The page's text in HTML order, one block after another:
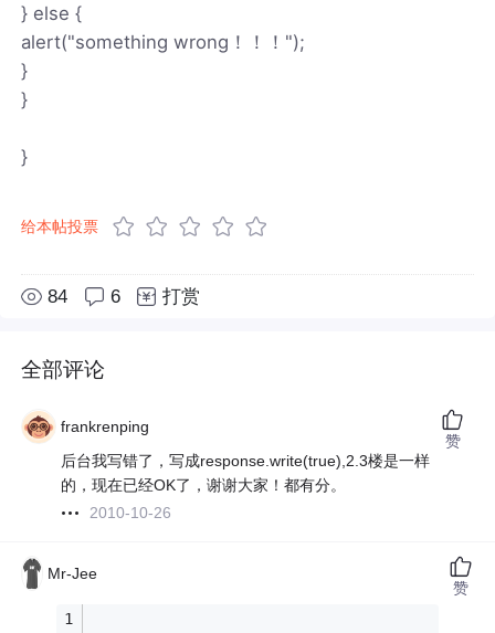
} else {
alert("something wrong！！！");
}
}
}
给本帖投票
84 6 打赏
全部评论
frankrenping
后台我写错了，写成response.write(true),2.3楼是一样
的，现在已经OK了，谢谢大家！都有分。
2010-10-26
赞
Mr-Jee
赞